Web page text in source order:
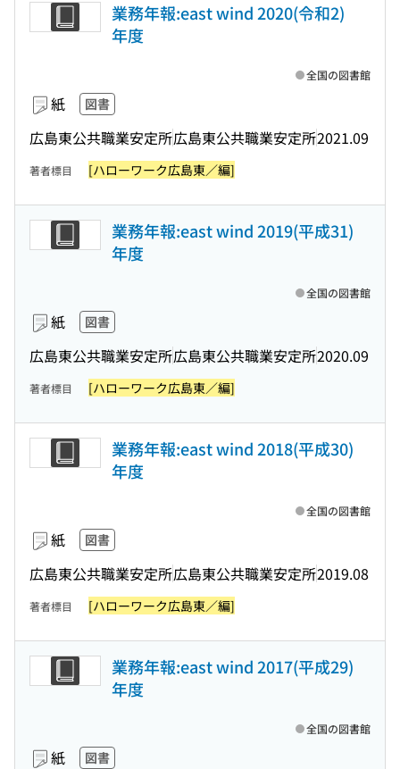
業務年報:east wind 2020(令和2)
年度
紙 図書
広島東公共職業安定所広島東公共職業安定所2021.09
全国の図書館
著者標目 [ハローワーク広島東／編]
業務年報:east wind 2019(平成31)
年度
紙 図書
広島東公共職業安定所広島東公共職業安定所2020.09
全国の図書館
著者標目 [ハローワーク広島東／編]
業務年報:east wind 2018(平成30)
年度
紙 図書
広島東公共職業安定所広島東公共職業安定所2019.08
全国の図書館
著者標目 [ハローワーク広島東／編]
業務年報:east wind 2017(平成29)
年度
紙 図書
全国の図書館